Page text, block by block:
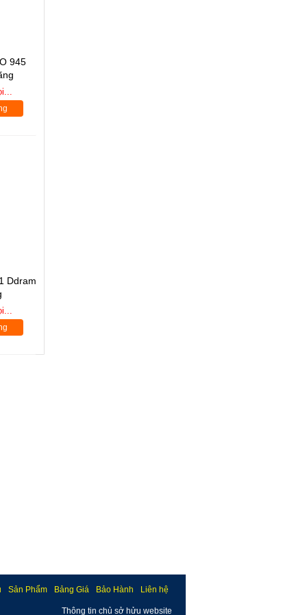
945
Ddram
Liên hệ
Bảo Hành
Bảng Giá
Sản Phẩm
Thông tin chủ sở hửu website